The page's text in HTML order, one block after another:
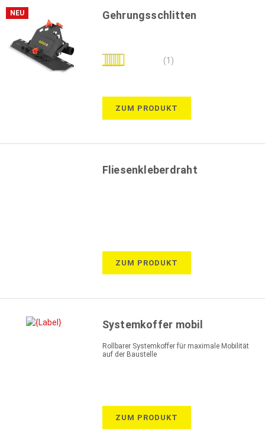
NEU Gehrungsschlitten
Bewertung: (1)
ZUM PRODUKT
Fliesenkleberdraht
ZUM PRODUKT
Systemkoffer mobil
Rollbarer Systemkoffer für maximale Mobilität
auf der Baustelle
ZUM PRODUKT